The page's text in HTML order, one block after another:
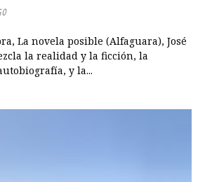
La novela posible (Alfaguara), José
la realidad y la ficción, la
y la...